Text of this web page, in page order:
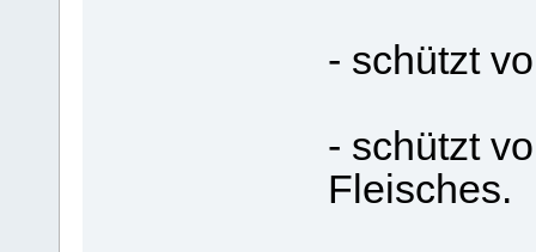
- schützt
- schützt
Fleisches.